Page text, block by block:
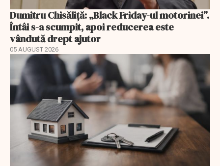
Dumitru Chisăliță: „Black Friday-ul motorinei”.
Întâi s-a scumpit, apoi reducerea este
vândută drept ajutor
05 AUGUST 2026